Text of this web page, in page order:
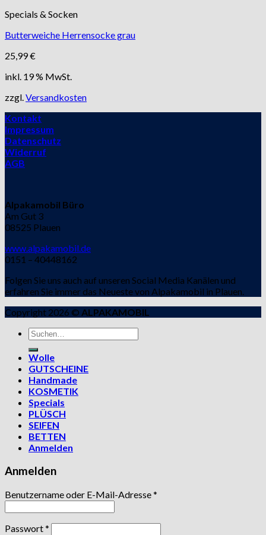
Specials & Socken
Butterweiche Herrensocke grau
25,99€
inkl. 19 % MwSt.
zzgl.Versandkosten
Kontakt
Impressum
Datenschutz
Widerruf
AGB
Alpakamobil Büro
Am Gut 3
08525 Plauen
www.alpakamobil.de
0151 – 40448162
Folgen Sie uns auch auf unseren Social Media Kanälen und
erfahren Sie immer das Neueste von Alpakamobil in Plauen.
Copyright 2026 © ALPAKAMOBIL
Suchen
nach:
Wolle
GUTSCHEINE
Handmade
KOSMETIK
Specials
PLÜSCH
SEIFEN
BETTEN
Anmelden
Anmelden
Benutzername oder E-Mail-Adresse*
Passwort*